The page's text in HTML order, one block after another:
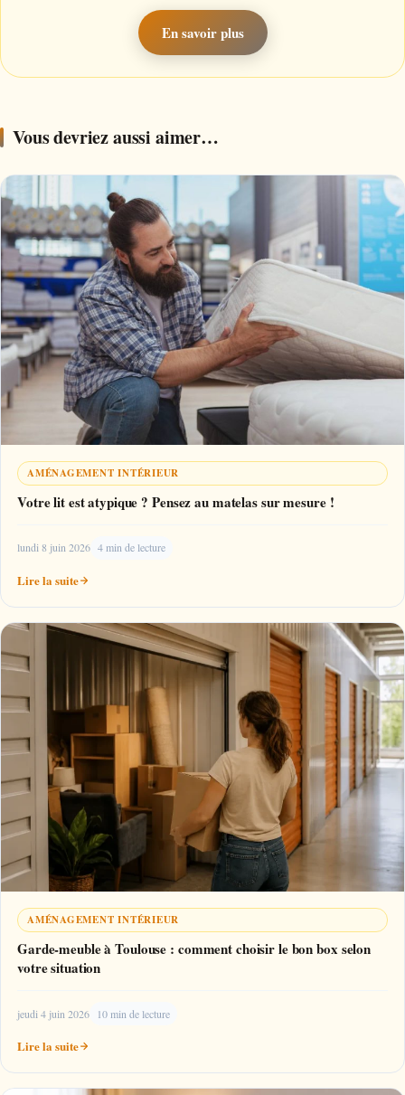
En savoir plus
Vous devriez aussi aimer…
AMÉNAGEMENT INTÉRIEUR
Votre lit est atypique ? Pensez au matelas sur mesure !
lundi 8 juin 2026 4 min de lecture
Lire la suite
AMÉNAGEMENT INTÉRIEUR
Garde-meuble à Toulouse : comment choisir le bon box selon
votre situation
jeudi 4 juin 2026 10 min de lecture
Lire la suite